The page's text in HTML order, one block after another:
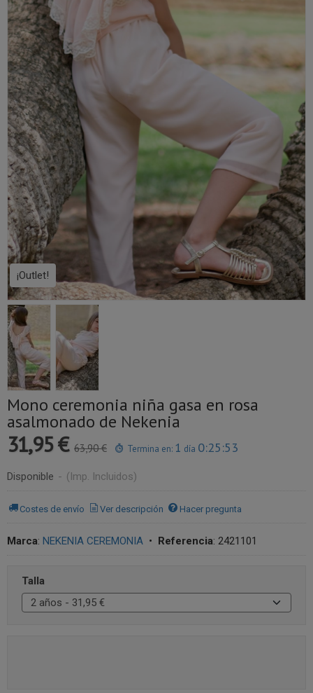
¡Outlet!
Mono ceremonia niña gasa en rosa
asalmonado de Nekenia
31,95 € 63,90 € Termina en: 1 día 0:25:53
Disponible - (Imp. Incluidos)
Costes de envío Ver descripción Hacer pregunta
Marca: NEKENIA CEREMONIA • Referencia: 2421101
Talla